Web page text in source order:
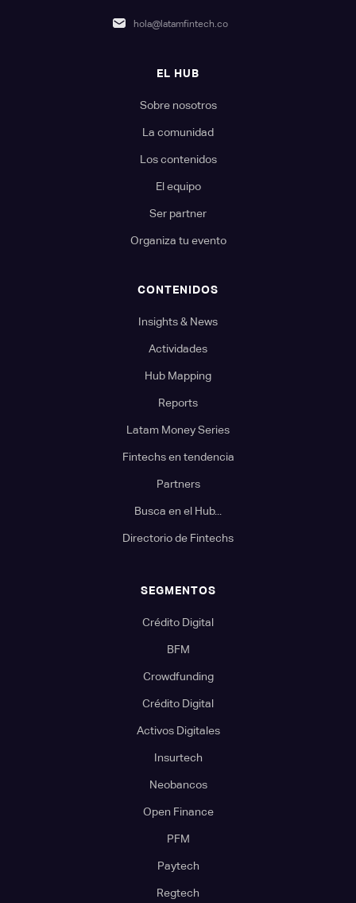
hola@latamfintech.co
EL HUB
Sobre nosotros
La comunidad
Los contenidos
El equipo
Ser partner
Organiza tu evento
CONTENIDOS
Insights & News
Actividades
Hub Mapping
Reports
Latam Money Series
Fintechs en tendencia
Partners
Busca en el Hub...
Directorio de Fintechs
SEGMENTOS
Crédito Digital
BFM
Crowdfunding
Crédito Digital
Activos Digitales
Insurtech
Neobancos
Open Finance
PFM
Paytech
Regtech